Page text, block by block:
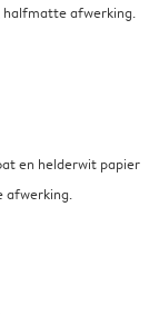
halfmatte afwerking.
en helderwit papier
afwerking.